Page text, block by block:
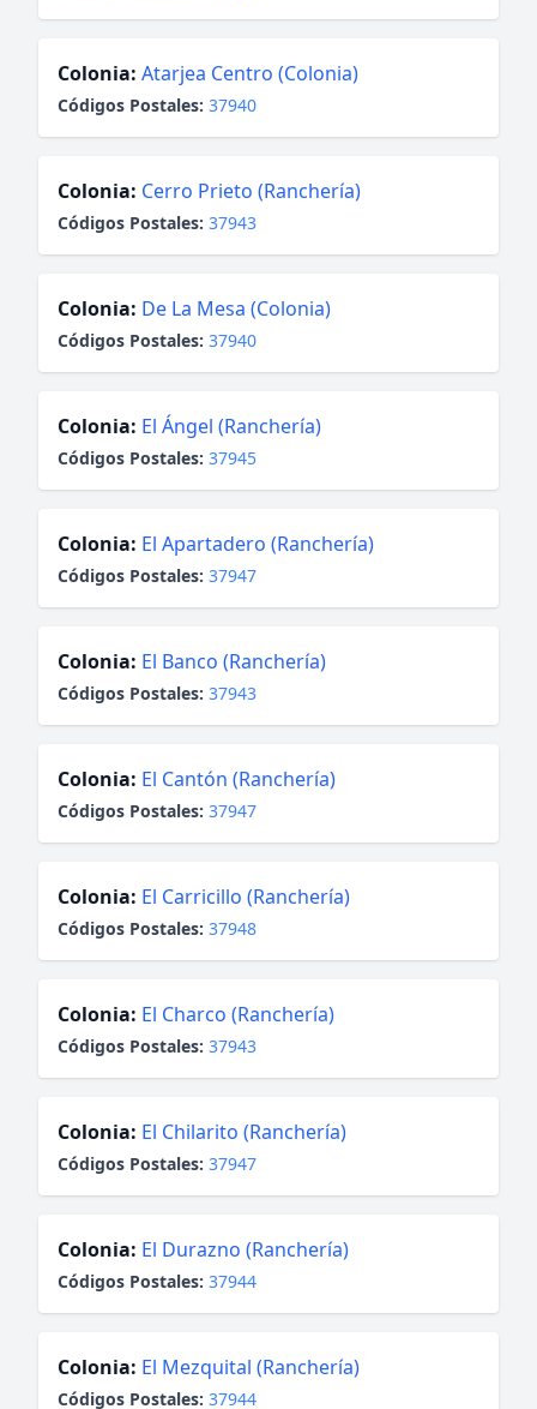
Colonia: Atarjea Centro (Colonia)
Códigos Postales: 37940
Colonia: Cerro Prieto (Ranchería)
Códigos Postales: 37943
Colonia: De La Mesa (Colonia)
Códigos Postales: 37940
Colonia: El Ángel (Ranchería)
Códigos Postales: 37945
Colonia: El Apartadero (Ranchería)
Códigos Postales: 37947
Colonia: El Banco (Ranchería)
Códigos Postales: 37943
Colonia: El Cantón (Ranchería)
Códigos Postales: 37947
Colonia: El Carricillo (Ranchería)
Códigos Postales: 37948
Colonia: El Charco (Ranchería)
Códigos Postales: 37943
Colonia: El Chilarito (Ranchería)
Códigos Postales: 37947
Colonia: El Durazno (Ranchería)
Códigos Postales: 37944
Colonia: El Mezquital (Ranchería)
Códigos Postales: 37944